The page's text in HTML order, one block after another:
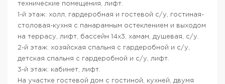
технические помещения, лифт.
1-й этаж: холл, гардеробная и гостевой с/у, гостиная-
столовая-кухня с панарамным остеклением и выходом
на террасу, лифт, бассейн 14х3, хамам, душевая, с/у.
2-й этаж: хозяйская спальня с гардеробной и с/у,
детская спальня с гардеробной и с/у, лифт.
3-й этаж: кабинет, лифт.
На участке гостевой дом с гостиной, кухней, двумя